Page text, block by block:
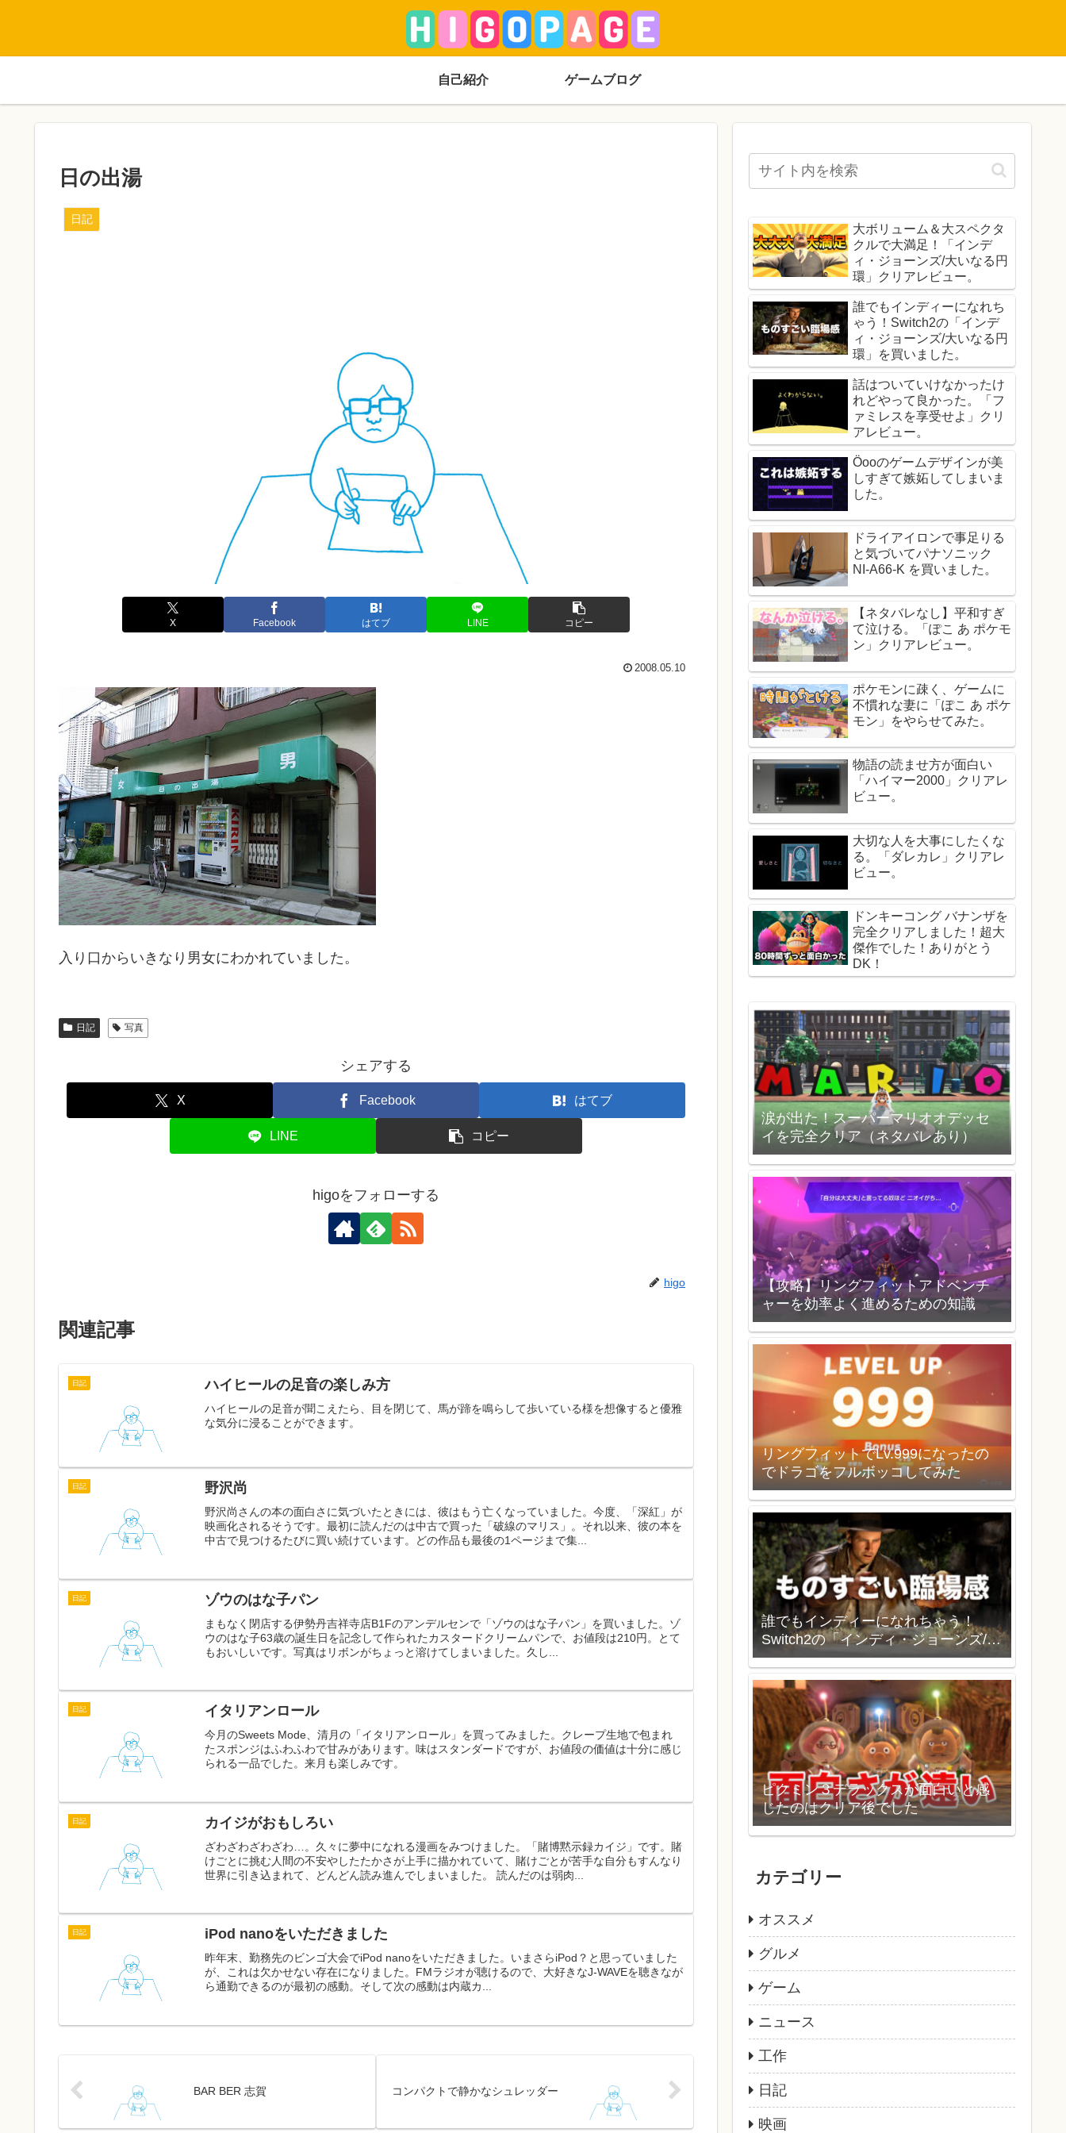
自己紹介 ゲームブログ
日の出湯
日記
X Facebook はてブ LINE コピー
2008.05.10
入り口からいきなり男女にわかれていました。
日記 写真
シェアする
X Facebook はてブ
LINE コピー
higoをフォローする
higo
関連記事
日記 ハイヒールの足音の楽しみ方
ハイヒールの足音が聞こえたら、目を閉じて、馬が蹄を鳴らして歩いている様を想像すると優雅
な気分に浸ることができます。
日記 野沢尚
野沢尚さんの本の面白さに気づいたときには、彼はもう亡くなっていました。今度、「深紅」が
映画化されるそうです。最初に読んだのは中古で買った「破線のマリス」。それ以来、彼の本を
中古で見つけるたびに買い続けています。どの作品も最後の1ページまで集...
日記 ゾウのはな子パン
まもなく閉店する伊勢丹吉祥寺店B1Fのアンデルセンで「ゾウのはな子パン」を買いました。ゾ
ウのはな子63歳の誕生日を記念して作られたカスタードクリームパンで、お値段は210円。とて
もおいしいです。写真はリボンがちょっと溶けてしまいました。久し...
日記 イタリアンロール
今月のSweets Mode、清月の「イタリアンロール」を買ってみました。クレープ生地で包まれ
たスポンジはふわふわで甘みがあります。味はスタンダードですが、お値段の価値は十分に感じ
られる一品でした。来月も楽しみです。
日記 カイジがおもしろい
ざわざわざわざわ…。久々に夢中になれる漫画をみつけました。「賭博黙示録カイジ」です。賭
けごとに挑む人間の不安やしたたかさが上手に描かれていて、賭けごとが苦手な自分もすんなり
世界に引き込まれて、どんどん読み進んでしまいました。 読んだのは弱肉...
日記 iPod nanoをいただきました
昨年末、勤務先のビンゴ大会でiPod nanoをいただきました。いまさらiPod？と思っていました
が、これは欠かせない存在になりました。FMラジオが聴けるので、大好きなJ-WAVEを聴きなが
ら通勤できるのが最初の感動。そして次の感動は内蔵カ...
BAR BER 志賀 コンパクトで静かなシュレッダー
大ボリューム＆大スペクタ
クルで大満足！「インデ
ィ・ジョーンズ/大いなる円
環」クリアレビュー。
誰でもインディーになれち
ゃう！Switch2の「インデ
ィ・ジョーンズ/大いなる円
環」を買いました。
話はついていけなかったけ
れどやって良かった。「フ
ァミレスを享受せよ」クリ
アレビュー。
Öooのゲームデザインが美
しすぎて嫉妬してしまいま
した。
ドライアイロンで事足りる
と気づいてパナソニック
NI-A66-K を買いました。
【ネタバレなし】平和すぎ
て泣ける。「ぽこ あ ポケモ
ン」クリアレビュー。
ポケモンに疎く、ゲームに
不慣れな妻に「ぽこ あ ポケ
モン」をやらせてみた。
物語の読ませ方が面白い
「ハイマー2000」クリアレ
ビュー。
大切な人を大事にしたくな
る。「ダレカレ」クリアレ
ビュー。
ドンキーコング バナンザを
完全クリアしました！超大
傑作でした！ありがとう
DK！
涙が出た！スーパーマリオオデッセ
イを完全クリア（ネタバレあり）
【攻略】リングフィットアドベンチ
ャーを効率よく進めるための知識
リングフィットでLv.999になったの
でドラゴをフルボッコしてみた
誰でもインディーになれちゃう！
Switch2の「インディ・ジョーンズ/大
いなる円環」を買いました。
ピクミン３デラックスが面白いと感
じたのはクリア後でした
カテゴリー
オススメ
グルメ
ゲーム
ニュース
工作
日記
映画